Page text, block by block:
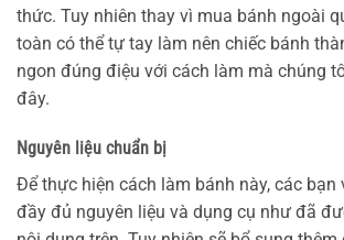
thức. Tuy nhiên thay vì mua bánh ngoài
toàn có thể tự tay làm nên chiếc bánh
ngon đúng điệu với cách làm mà chúng
đây.
Nguyên liệu chuẩn bị
Để thực hiện cách làm bánh này, các bạn
đầy đủ nguyên liệu và dụng cụ như đã